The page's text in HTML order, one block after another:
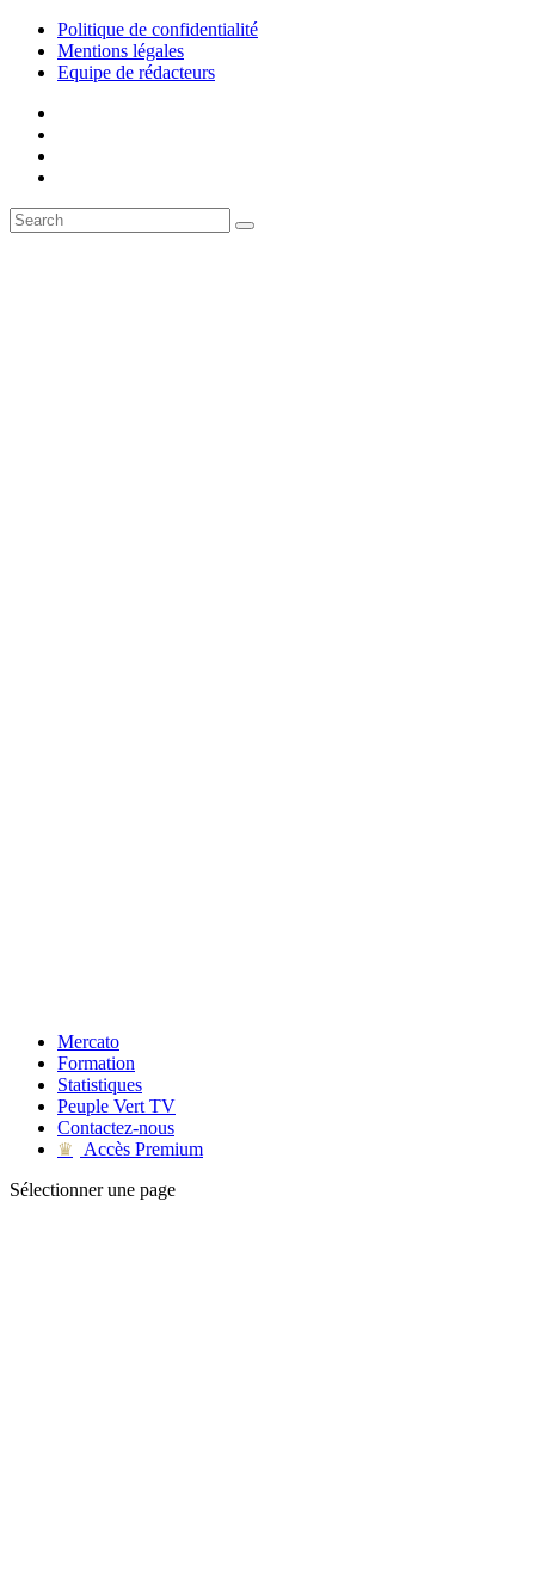
Politique de confidentialité
Mentions légales
Equipe de rédacteurs
Mercato
Formation
Statistiques
Peuple Vert TV
Contactez-nous
♛
Accès Premium
Sélectionner une page